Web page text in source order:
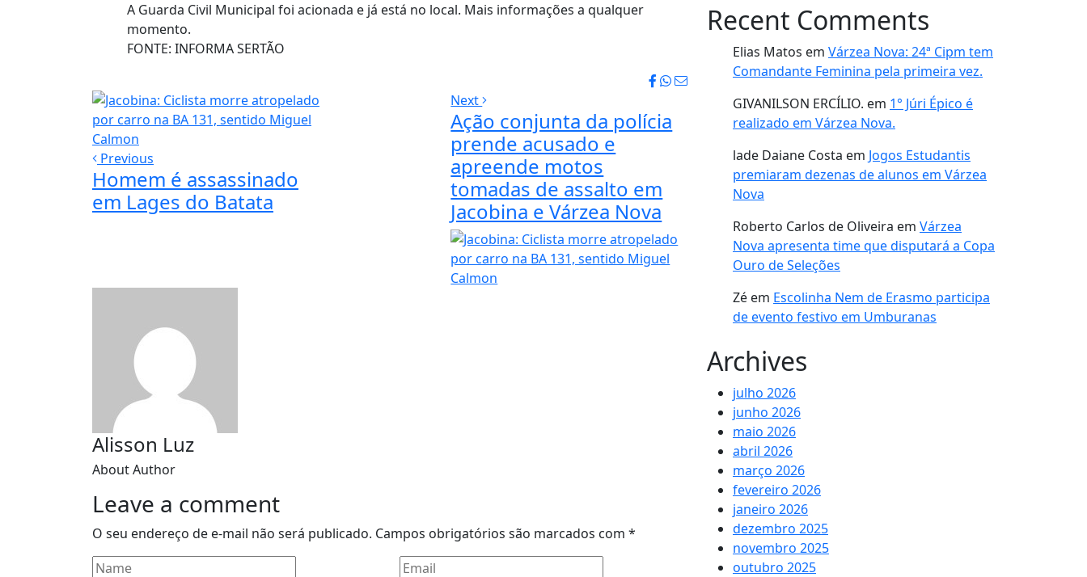
A Guarda Civil Municipal foi acionada e já está no local. Mais informações a qualquer
momento.
FONTE: INFORMA SERTÃO
Previous
Homem é assassinado
em Lages do Batata
Next
Ação conjunta da polícia
prende acusado e
apreende motos
tomadas de assalto em
Jacobina e Várzea Nova
Alisson Luz
About Author
Leave a comment
O seu endereço de e-mail não será publicado. Campos obrigatórios são marcados com *
Recent Comments
Elias Matos em Várzea Nova: 24ª Cipm tem
Comandante Feminina pela primeira vez.
GIVANILSON ERCÍLIO. em 1° Júri Épico é
realizado em Várzea Nova.
lade Daiane Costa em Jogos Estudantis
premiaram dezenas de alunos em Várzea
Nova
Roberto Carlos de Oliveira em Várzea
Nova apresenta time que disputará a Copa
Ouro de Seleções
Zé em Escolinha Nem de Erasmo participa
de evento festivo em Umburanas
Archives
julho 2026
junho 2026
maio 2026
abril 2026
março 2026
fevereiro 2026
janeiro 2026
dezembro 2025
novembro 2025
outubro 2025